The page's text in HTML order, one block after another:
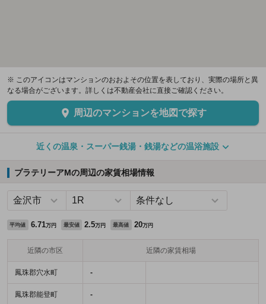
※ このアイコンはマンションのおおよその位置を表しており、実際の場所と異
なる場合がございます。詳しくは不動産会社に直接ご確認ください。
周辺のマンションを地図で探す
近くの温泉・スーパー銭湯・銭湯などの温浴施設
プラテリーアMの周辺の家賃相場情報
平均値 6.71万円 最安値 2.5万円 最高値 20万円
近隣の市区 近隣の家賃相場
鳳珠郡穴水町 -
鳳珠郡能登町 -